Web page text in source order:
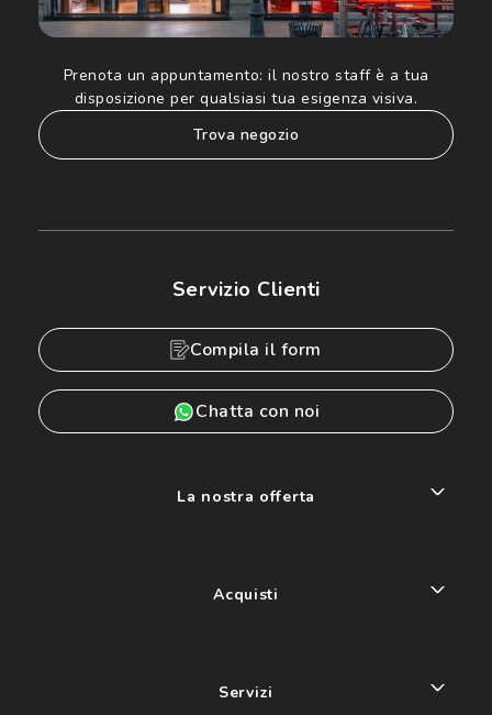
Prenota un appuntamento: il nostro staff è a tua
disposizione per qualsiasi tua esigenza visiva.
trova negozio
Servizio Clienti
Compila il form
Chatta con noi
La nostra offerta
Acquisti
Servizi